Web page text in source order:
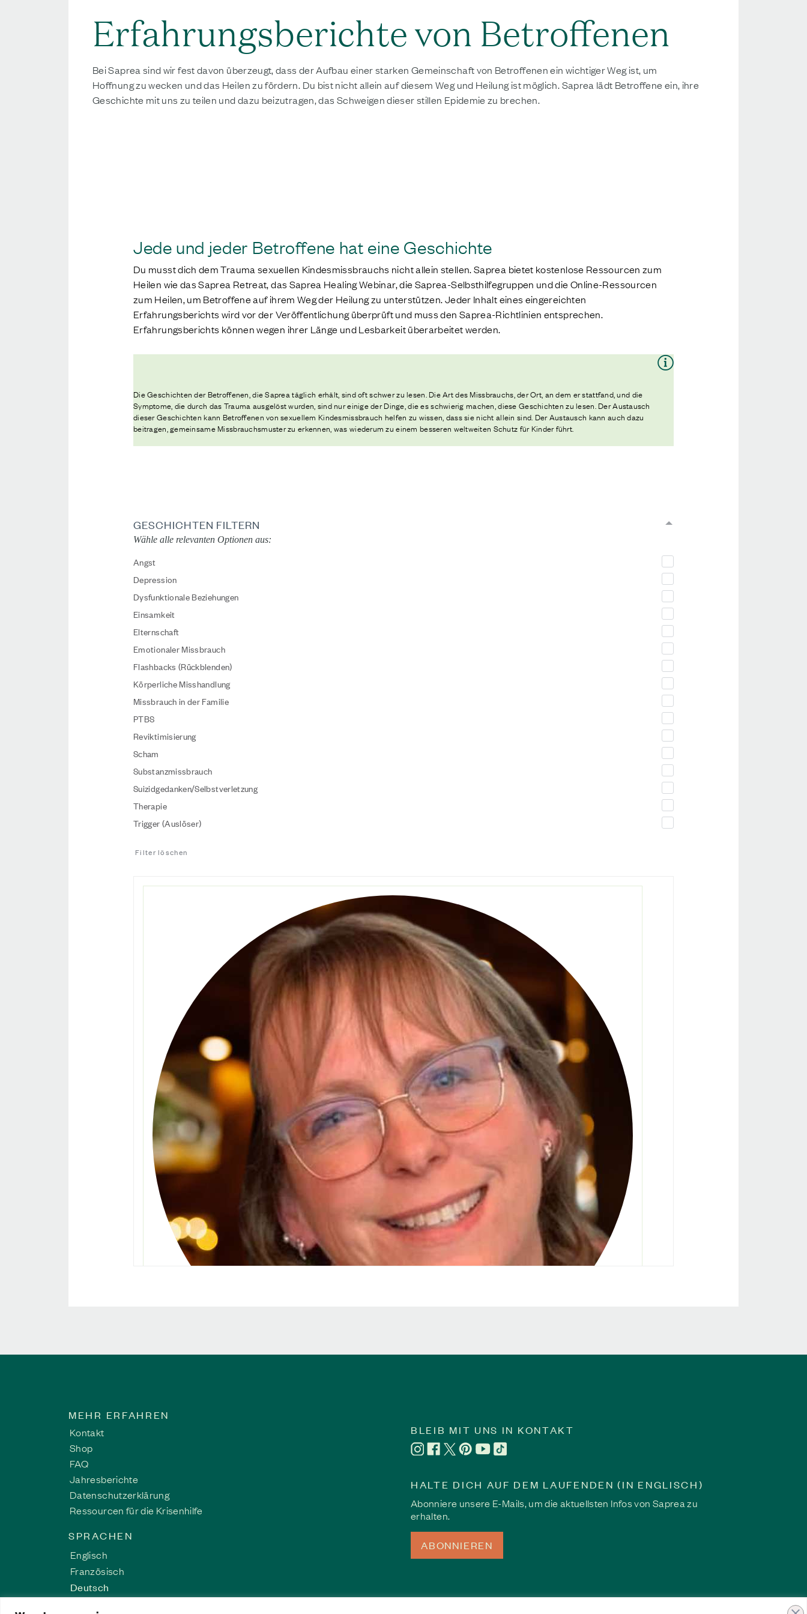
Erfahrungsberichte von Betroffenen
Bei Saprea sind wir fest davon überzeugt, dass der Aufbau einer starken Gemeinschaft von Betroffenen ein wichtiger Weg ist, um
Hoffnung zu wecken und das Heilen zu fördern. Du bist nicht allein auf diesem Weg und Heilung ist möglich. Saprea lädt Betroffene ein, ihre
Geschichte mit uns zu teilen und dazu beizutragen, das Schweigen dieser stillen Epidemie zu brechen.
Jede und jeder Betroffene hat eine Geschichte
Du musst dich dem Trauma sexuellen Kindesmissbrauchs nicht allein stellen. Saprea bietet kostenlose Ressourcen zum
Heilen wie das Saprea Retreat, das Saprea Healing Webinar, die Saprea-Selbsthilfegruppen und die Online-Ressourcen
zum Heilen, um Betroffene auf ihrem Weg der Heilung zu unterstützen. Jeder Inhalt eines eingereichten
Erfahrungsberichts wird vor der Veröffentlichung überprüft und muss den Saprea-Richtlinien entsprechen.
Erfahrungsberichts können wegen ihrer Länge und Lesbarkeit überarbeitet werden.
Die Geschichten der Betroffenen, die Saprea täglich erhält, sind oft schwer zu lesen. Die Art des Missbrauchs, der Ort, an dem er stattfand, und die
Symptome, die durch das Trauma ausgelöst wurden, sind nur einige der Dinge, die es schwierig machen, diese Geschichten zu lesen. Der Austausch
dieser Geschichten kann Betroffenen von sexuellem Kindesmissbrauch helfen zu wissen, dass sie nicht allein sind. Der Austausch kann auch dazu
beitragen, gemeinsame Missbrauchsmuster zu erkennen, was wiederum zu einem besseren weltweiten Schutz für Kinder führt.
GESCHICHTEN FILTERN
Wähle alle relevanten Optionen aus:
Angst
Depression
Dysfunktionale Beziehungen
Einsamkeit
Elternschaft
Emotionaler Missbrauch
Flashbacks (Rückblenden)
Körperliche Misshandlung
Missbrauch in der Familie
PTBS
Reviktimisierung
Scham
Substanzmissbrauch
Suizidgedanken/Selbstverletzung
Therapie
Trigger (Auslöser)
Filter löschen
Über 40 Jahre lang redete sie sich ein, dass der Missbrauch keine Rolle spielte. Aber durch Sapreas Programme fand sie
Sicherheit, Heilung und die Kraft, ihre Geschichte neu zu schreiben, vom Schweigen und der Scham hin zu Stärke und
MEHR ERFAHREN
Kontakt
Shop
FAQ
Jahresberichte
Datenschutzerklärung
Ressourcen für die Krisenhilfe
SPRACHEN
Englisch
Französisch
Deutsch
BLEIB MIT UNS IN KONTAKT
HALTE DICH AUF DEM LAUFENDEN (IN ENGLISCH)
Abonniere unsere E-Mails, um die aktuellsten Infos von Saprea zu
erhalten.
ABONNIEREN